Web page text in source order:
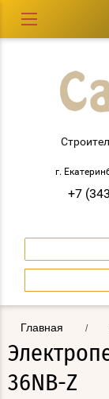
г.
+7
Главная /
36NB-Z